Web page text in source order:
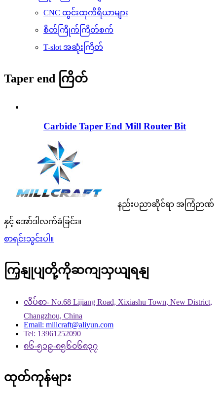
CNC ထွင်းထုကိရိယာများ
စိတ်ကြိုက်ကြိတ်စက်
T-slot အဆုံးကြိတ်
Taper end ကြိတ်
Carbide Taper End Mill Router Bit
နည်းပညာဆိုင်ရာ အကြံဉာဏ်
နှင့် အော်ဒါလက်ခံခြင်း။
စာရင်းသွင်းပါ။
ကြှနျုပျတို့ကိုဆကျသှယျရနျ
လိပ်စာ- No.68 Lijiang Road, Xixiashu Town, New District,
Changzhou, China
Email: millcraft@aliyun.com
Tel: 13961252090
၈၆-၅၁၉-၈၅၆၀၆၈၃၇
ထုတ်ကုန်များ